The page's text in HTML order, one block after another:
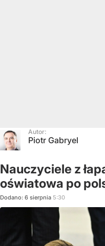
Autor:
Piotr Gabryel
Nauczyciele z
oświatowa po
Dodano: 6 sierpnia 5:30